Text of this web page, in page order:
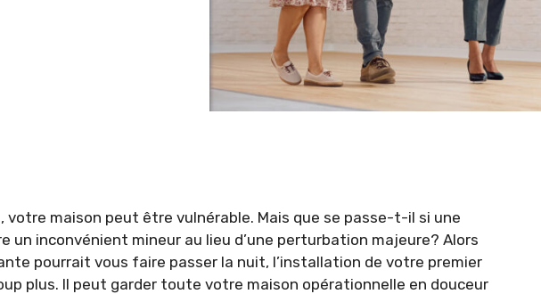
votre maison peut être vulnérable. Mais que se passe-t-il si une
un inconvénient mineur au lieu d’une perturbation majeure? Alors
pourrait vous faire passer la nuit, l’installation de votre premier
plus. Il peut garder toute votre maison opérationnelle en douceur